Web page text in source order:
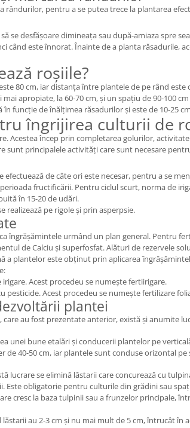
rândurilor, pentru a se putea trece la plantarea
se desfășoare dimineața sau după-amiaza spre
când este înnorat. Înainte de a planta răsadurile,
roșiile?
80 cm, iar distanța între plantele de pe rând
apropiate, la 60-70 cm, și un spațiu de 90-100
funcție de înălțimea răsadurilor și este de 10-25
îngrijirea culturii de
Acestea încep prin completarea golurilor,
sunt principalele activități care sunt necesare
de câte ori este necesar, pentru a se
fructificării. Pentru ciclul scurt, norma de
în 15-20 de udări.
realizează pe rigole și prin asperpsie.
îngrășămintele urmând un plan general. Pentru
de Calciu și superfosfat. Alături de rezervele
a plantelor este obținut prin aplicarea
Acest procedeu se numește fertiirigare.
pesticide. Acest procedeu se numește fertilizare
plantei
au fost prezentate anterior, există și anumite
unei bune etalări și conducerii plantelor pe
de 40-50 cm, iar plantele sunt conduse orizontal
lucrare se elimină lăstarii care concurează cu
obligatorie pentru culturile din grădini sau
cresc la baza tulpinii sau a frunzelor principale,
au 2-3 cm și nu mai mult de 5 cm, întrucât în